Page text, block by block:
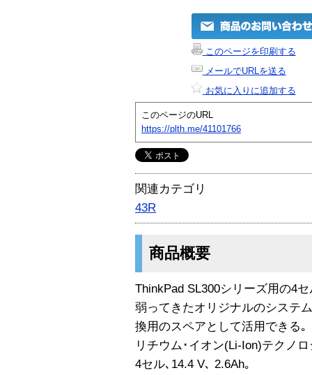
このページを印刷する
メールでURLを送る
お気に入りに追加する
このページのURL
https://plth.me/41101766
関連カテゴリ
43R
商品概要
ThinkPad SL300シリーズ用の4
弱ってきたオリジナルのシステ
換用のスペアとして活用できる｡
リチウム･イオン(Li-Ion)テクノ
4セル､14.4 V､ 2.6Ah｡